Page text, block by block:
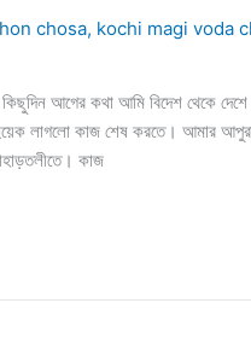
chosa, kochi magi voda
আগের কথা আমি বিদেশ থেকে
লাগলো কাজ শেষ করতে। আমার আপুরা
কাজ